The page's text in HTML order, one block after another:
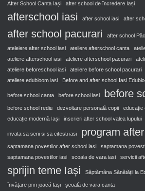
After School Canta Iași after school de încredere Iași
afterschool iasi after school iasi after
after school pacurari after school
ateleiere after school iasi ateliere afterschool canta
ateliere afterschool iasi
ateliere afterschool pacurari
ateliere beforeschool iasi
ateliere before school pacurari
ateliere edubloom iasi
Before and after school Iasi
before school canta before school iasi before
before school rediu dezvoltare personală copii
educație
educație modernă Iași
inscrieri after school valea lupului
invata sa scrii si sa citesti iasi program
saptamana povestilor after school iasi
saptamana
saptamana povestilor iasi
scoala de vara iasi servicii
sprijin teme Iași Săptămâna Sănătății la
învățare prin joacă Iași
școală de vara canta